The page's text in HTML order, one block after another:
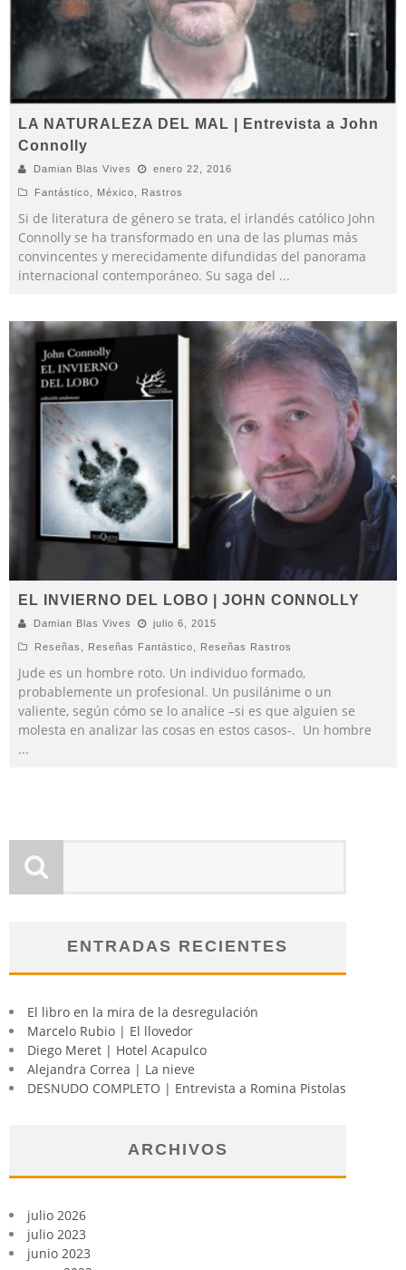
LA NATURALEZA DEL MAL | Entrevista a John
Connolly
Damian Blas Vives enero 22, 2016
Fantástico México Rastros
Si de literatura de género se trata, el irlandés católico John
Connolly se ha transformado en una de las plumas más
convincentes y merecidamente difundidas del panorama
internacional contemporáneo. Su saga del ...
EL INVIERNO DEL LOBO | JOHN CONNOLLY
Damian Blas Vives julio 6, 2015
Reseñas Reseñas Fantástico Reseñas Rastros
Jude es un hombre roto. Un individuo formado,
probablemente un profesional. Un pusilánime o un
valiente, según cómo se lo analice –si es que alguien se
molesta en analizar las cosas en estos casos-. Un hombre
...
ENTRADAS RECIENTES
El libro en la mira de la desregulación
Marcelo Rubio | El llovedor
Diego Meret | Hotel Acapulco
Alejandra Correa | La nieve
DESNUDO COMPLETO | Entrevista a Romina Pistolas
ARCHIVOS
julio 2026
julio 2023
junio 2023